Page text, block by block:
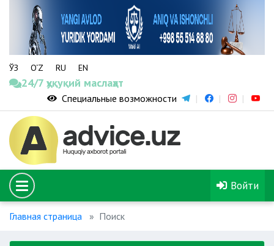
ЎЗ O‘Z RU EN
24/7 ҳуқуқий маслаҳат
Специальные возможности
Войти
Главная страница Поиск